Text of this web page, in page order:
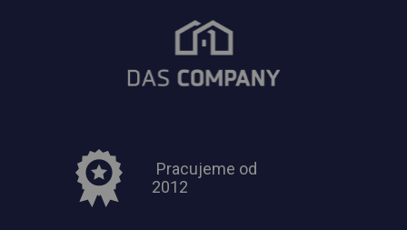
Pracujeme od
2012